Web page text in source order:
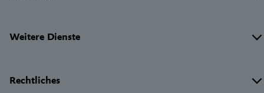
Weitere Dienste
Rechtliches